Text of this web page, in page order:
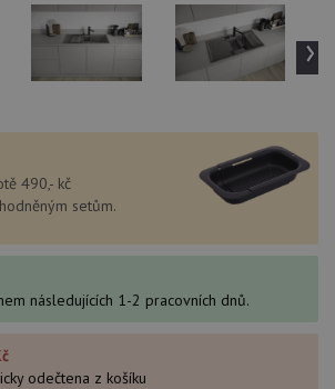
›
490,- kč
setům.
následujících 1-2 pracovních dnů.
odečtena z košíku